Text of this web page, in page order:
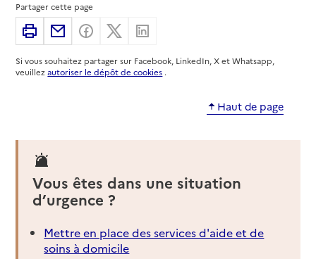
Partager cette page
ImprimerPartager par email
Partager sur Facebook
Partager sur X
Si vous souhaitez partager sur Facebook, LinkedIn, X et Whatsapp,
veuillezautoriser le dépôt de cookies .
Haut de page
Vous êtes dans une situation
d’urgence ?
Mettre en place des services d'aide et de
soins à domicile